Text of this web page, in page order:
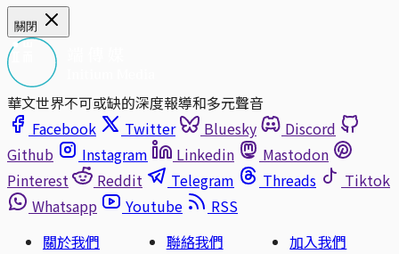
關閉
華文世界不可或缺的深度報導和多元聲音
Facebook
Twitter Bluesky
Discord
Github
Instagram Linkedin
Mastodon
Pinterest
Reddit Telegram Threads
Tiktok
Whatsapp
Youtube
RSS
關於我們
聯絡我們
加入我們